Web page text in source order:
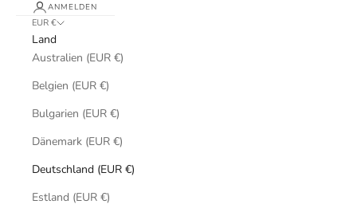
ANMELDEN
EUR €
Land
Australien (EUR €)
Belgien (EUR €)
Bulgarien (EUR €)
Dänemark (EUR €)
Deutschland (EUR €)
Estland (EUR €)